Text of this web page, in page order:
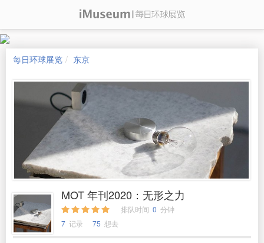
每日环球展览 东京
MOT 年刊2020：无形之力
排队时间 0 分钟
7 记录 75 想去